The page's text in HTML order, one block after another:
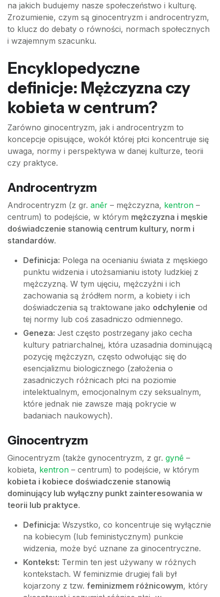
na jakich budujemy nasze społeczeństwo i kulturę.
Zrozumienie, czym są ginocentryzm i androcentryzm,
to klucz do debaty o równości, normach społecznych
i wzajemnym szacunku.
Encyklopedyczne
definicje: Mężczyzna czy
kobieta w centrum?
Zarówno ginocentryzm, jak i androcentryzm to
koncepcje opisujące, wokół której płci koncentruje się
uwaga, normy i perspektywa w danej kulturze, teorii
czy praktyce.
Androcentryzm
Androcentryzm (z gr. anēr – mężczyzna, kentron –
centrum) to podejście, w którym mężczyzna i męskie
doświadczenie stanowią centrum kultury, norm i
standardów.
Definicja: Polega na ocenianiu świata z męskiego
punktu widzenia i utożsamianiu istoty ludzkiej z
mężczyzną. W tym ujęciu, mężczyźni i ich
zachowania są źródłem norm, a kobiety i ich
doświadczenia są traktowane jako odchylenie od
tej normy lub coś zasadniczo odmiennego.
Geneza: Jest często postrzegany jako cecha
kultury patriarchalnej, która uzasadnia dominującą
pozycję mężczyzn, często odwołując się do
esencjalizmu biologicznego (założenia o
zasadniczych różnicach płci na poziomie
intelektualnym, emocjonalnym czy seksualnym,
które jednak nie zawsze mają pokrycie w
badaniach naukowych).
Ginocentryzm
Ginocentryzm (także gynocentryzm, z gr. gynē –
kobieta, kentron – centrum) to podejście, w którym
kobieta i kobiece doświadczenie stanowią
dominujący lub wyłączny punkt zainteresowania w
teorii lub praktyce.
Definicja: Wszystko, co koncentruje się wyłącznie
na kobiecym (lub feministycznym) punkcie
widzenia, może być uznane za ginocentryczne.
Kontekst: Termin ten jest używany w różnych
kontekstach. W feminizmie drugiej fali był
kojarzony z tzw. feminizmem różnicowym, który